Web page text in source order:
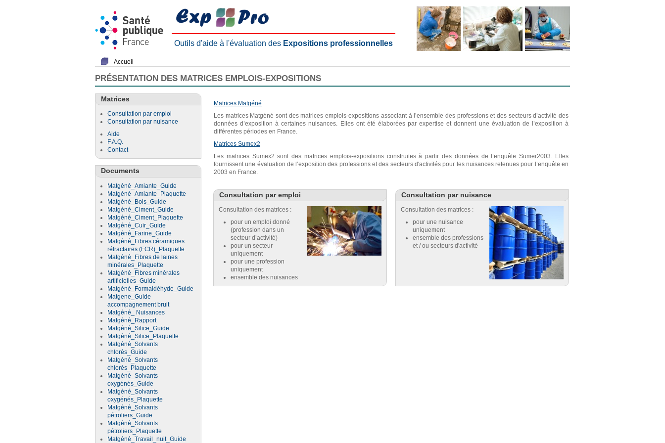
Outils d'aide à l'évaluation des Expositions professionnelles
Accueil
PRÉSENTATION DES MATRICES EMPLOIS-EXPOSITIONS
Matrices
Consultation par emploi
Consultation par nuisance
Aide
F.A.Q.
Contact
Documents
Matgéné_Amiante_Guide
Matgéné_Amiante_Plaquette
Matgéné_Bois_Guide
Matgéné_Ciment_Guide
Matgéné_Ciment_Plaquette
Matgéné_Cuir_Guide
Matgéné_Farine_Guide
Matgéné_Fibres céramiques
réfractaires (FCR)_Plaquette
Matgéné_Fibres de laines
minérales_Plaquette
Matgéné_Fibres minérales
artificielles_Guide
Matgéné_Formaldéhyde_Guide
Matgene_Guide
accompagnement bruit
Matgéné_ Nuisances
Matgéné_Rapport
Matgéné_Silice_Guide
Matgéné_Silice_Plaquette
Matgéné_Solvants
chlorés_Guide
Matgéné_Solvants
chlorés_Plaquette
Matgéné_Solvants
oxygénés_Guide
Matgéné_Solvants
oxygénés_Plaquette
Matgéné_Solvants
pétroliers_Guide
Matgéné_Solvants
pétroliers_Plaquette
Matgéné_Travail_nuit_Guide
Matrices Matgéné
Les matrices Matgéné sont des matrices emplois-expositions associant à l’ensemble des professions et des secteurs d’activité des
données d’exposition à certaines nuisances. Elles ont été élaborées par expertise et donnent une évaluation de l’exposition à
différentes périodes en France.
Matrices Sumex2
Les matrices Sumex2 sont des matrices emplois-expositions construites à partir des données de l’enquête Sumer2003. Elles
fournissent une évaluation de l’exposition des professions et des secteurs d'activités pour les nuisances retenues pour l’enquête en
2003 en France.
Consultation par emploi
Consultation des matrices :
pour un emploi donné
(profession dans un
secteur d’activité)
pour un secteur
uniquement
pour une profession
uniquement
ensemble des nuisances
Consultation par nuisance
Consultation des matrices :
pour une nuisance
uniquement
ensemble des professions
et / ou secteurs d'activité